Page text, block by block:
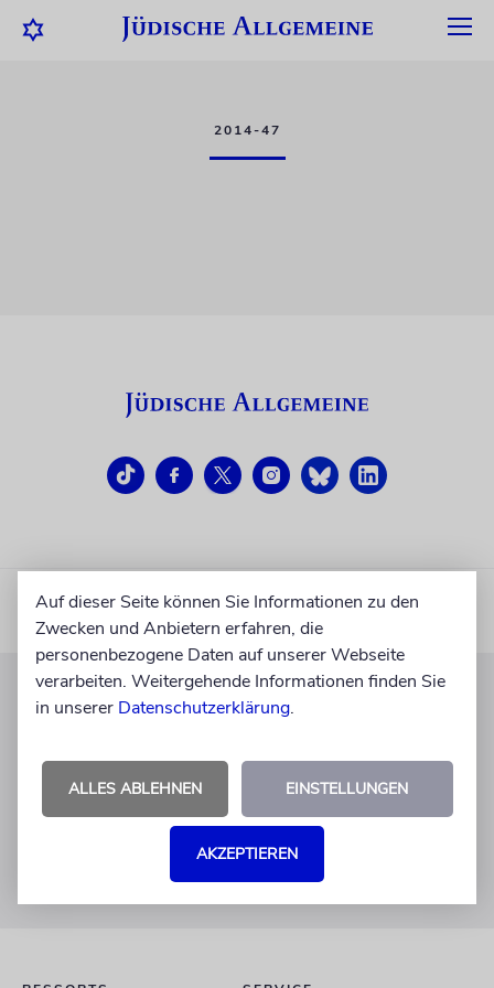
2014-47
KUNDENSERVICE
+49 30 275833 0
Mo-Do 9-17 Uhr
verlag@juedische-allgemeine.de
redaktion@juedische-allgemeine.de
Auf dieser Seite können Sie Informationen zu den
Zwecken und Anbietern erfahren, die
personenbezogene Daten auf unserer Webseite
verarbeiten. Weitergehende Informationen finden Sie
in unserer Datenschutzerklärung.
ALLES ABLEHNEN EINSTELLUNGEN
AKZEPTIEREN